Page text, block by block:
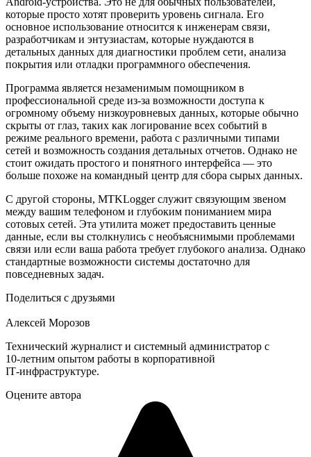
которые просто хотят проверить уровень сигнала. Его
основное использование относится к инженерам связи,
разработчикам и энтузиастам, которые нуждаются в
детальных данных для диагностики проблем сети, анализа
покрытия или отладки программного обеспечения.
Программа является незаменимым помощником в
профессиональной среде из-за возможности доступа к
огромному объему низкоуровневых данных, которые обычно
скрыты от глаз, таких как логирование всех событий в
режиме реального времени, работа с различными типами
сетей и возможность создания детальных отчетов. Однако не
стоит ожидать простого и понятного интерфейса — это
больше похоже на командный центр для сбора сырых данных.
С другой стороны, MTKLogger служит связующим звеном
между вашим телефоном и глубоким пониманием мира
сотовых сетей. Эта утилита может предоставить ценные
данные, если вы столкнулись с необъяснимыми проблемами
связи или если ваша работа требует глубокого анализа. Однако
стандартные возможности системы достаточно для
повседневных задач.
Поделиться с друзьями
Алексей Морозов
Технический журналист и системный администратор с
10‑летним опытом работы в корпоративной
IT‑инфраструктуре.
Оцените автора